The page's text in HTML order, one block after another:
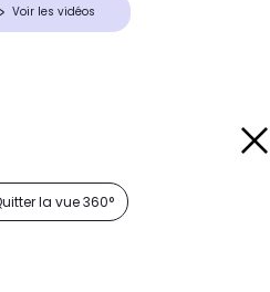
Voir les vidéos
la vue 360°